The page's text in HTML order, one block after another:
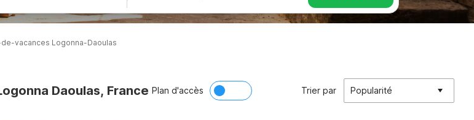
vacances Logonna-Daoulas
Daoulas, France Plan d'accès Trier par Popularité